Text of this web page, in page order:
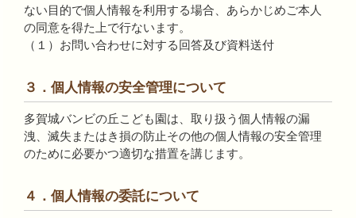
ない目的で個人情報を利用する場合、あらかじめご本人
の同意を得た上で行ないます。
（１）お問い合わせに対する回答及び資料送付
３．個人情報の安全管理について
多賀城バンビの丘こども園は、取り扱う個人情報の漏
洩、滅失またはき損の防止その他の個人情報の安全管理
のために必要かつ適切な措置を講じます。
４．個人情報の委託について